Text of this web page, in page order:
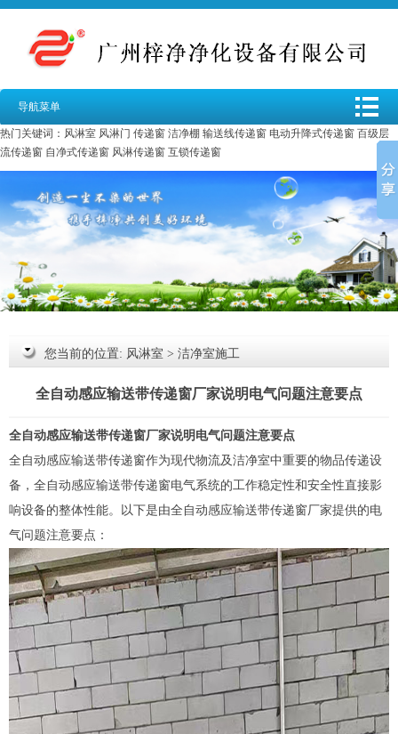
导航菜单
热门关键词： 风淋室 风淋门 传递窗 洁净棚 输送线传递窗 电动升降式传递窗 百级层
流传递窗 自净式传递窗 风淋传递窗 互锁传递窗
您当前的位置: 风淋室 > 洁净室施工
全自动感应输送带传递窗厂家说明电气问题注意要点
全自动感应输送带传递窗厂家说明电气问题注意要点
全自动感应输送带传递窗作为现代物流及洁净室中重要的物品传递设
备，全自动感应输送带传递窗电气系统的工作稳定性和安全性直接影
响设备的整体性能。以下是由全自动感应输送带传递窗厂家提供的电
气问题注意要点：